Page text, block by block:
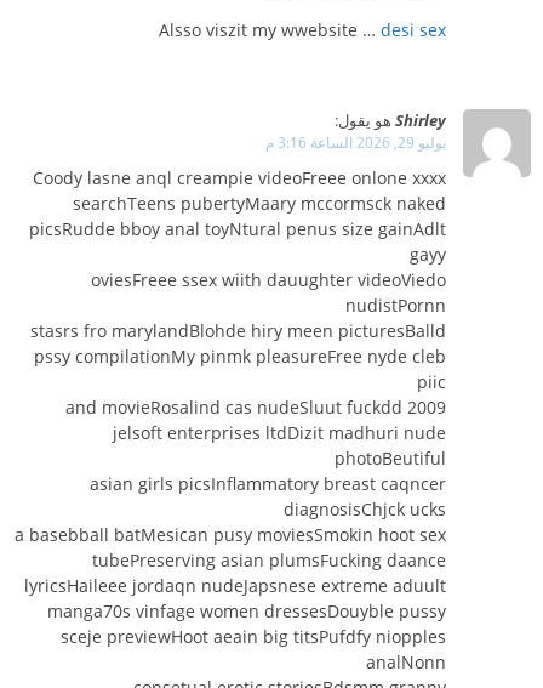
Alsso viszit my wwebsite … desi sex
Shirley هو يقول:
يوليو 29, 2026 الساعة 3:16 م
Coody lasne anql creampie videoFreee onlone xxxx
searchTeens pubertyMaary mccormsck naked
picsRudde bboy anal toyNtural penus size gainAdlt
gayy
oviesFreee ssex wiith dauughter videoViedo
nudistPornn
stasrs fro marylandBlohde hiry meen picturesBalld
pssy compilationMy pinmk pleasureFree nyde cleb
piic
and movieRosalind cas nudeSluut fuckdd 2009
jelsoft enterprises ltdDizit madhuri nude
photoBeutiful
asian girls picsInflammatory breast caqncer
diagnosisChjck ucks
a basebball batMesican pusy moviesSmokin hoot sex
tubePreserving asian plumsFucking daance
lyricsHaileee jordaqn nudeJapsnese extreme aduult
manga70s vinfage women dressesDouyble pussy
sceje previewHoot aeain big titsPufdfy niopples
analNonn